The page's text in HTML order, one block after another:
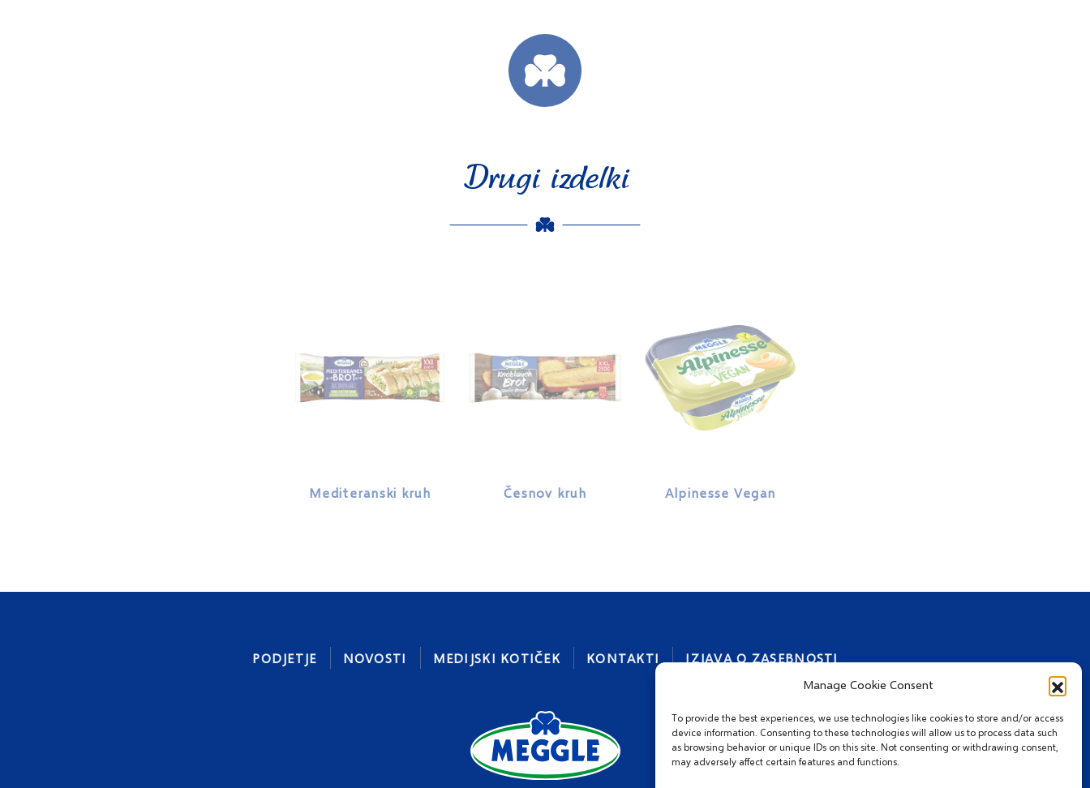
Manage Cookie Consent
To provide the best experiences, we use technologies like cookies to store and/or access
device information. Consenting to these technologies will allow us to process data such
as browsing behavior or unique IDs on this site. Not consenting or withdrawing consent,
may adversely affect certain features and functions.
Drugi izdelki
Mediteranski kruh Česnov kruh Alpinesse Vegan
PODJETJE NOVOSTI MEDIJSKI KOTIČEK KONTAKTI IZJAVA O ZASEBNOSTI